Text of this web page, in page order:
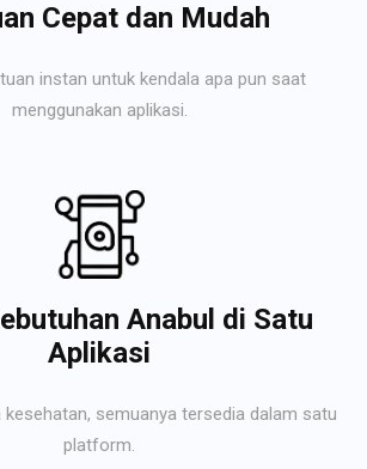
Cepat dan Mudah
instan untuk kendala apa pun saat
menggunakan aplikasi.
Anabul di Satu
Aplikasi
kesehatan, semuanya tersedia dalam satu
platform.